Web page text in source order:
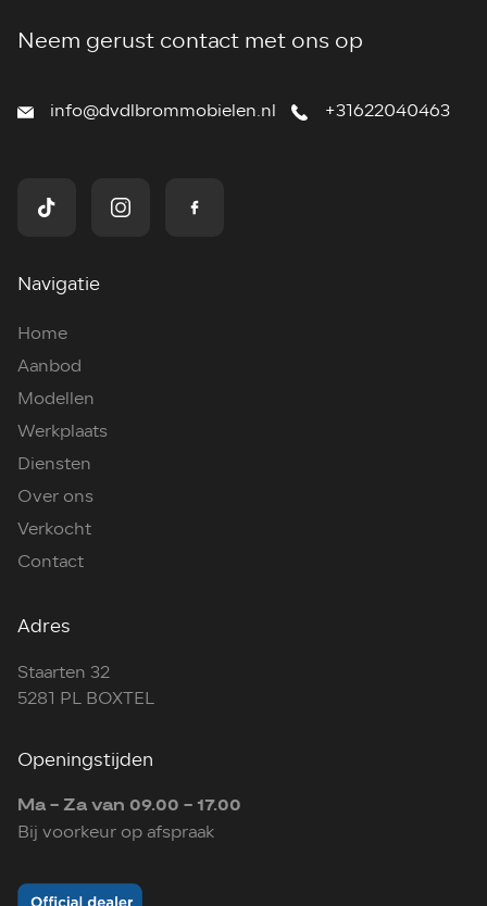
Neem gerust contact met ons op
info@dvdlbrommobielen.nl +31622040463
Navigatie
Home
Aanbod
Modellen
Werkplaats
Diensten
Over ons
Verkocht
Contact
Adres
Staarten 32
5281 PL BOXTEL
Openingstijden
Ma - Za van 09.00 - 17.00
Bij voorkeur op afspraak